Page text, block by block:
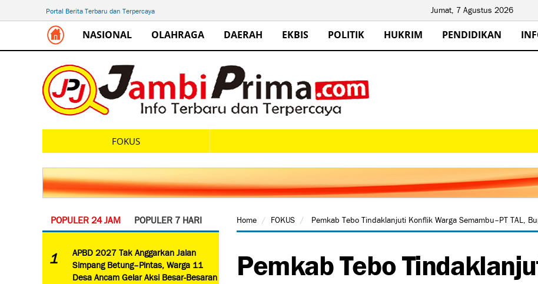
Portal Berita Terbaru dan Terpercaya Jumat, 7 Agustus 2026
NASIONAL OLAHRAGA DAERAH EKBIS POLITIK HUKRIM PENDIDIKAN
FOKUS
POPULER 24 JAM POPULER 7 HARI
1
APBD 2027 Tak Anggarkan Jalan
Simpang Betung–Pintas, Warga 11
Desa Ancam Gelar Aksi Besar-Besaran
Home FOKUS Pemkab Tebo Tindaklanjuti Konflik Warga Semambu–PT TAL,
Pemkab Tebo